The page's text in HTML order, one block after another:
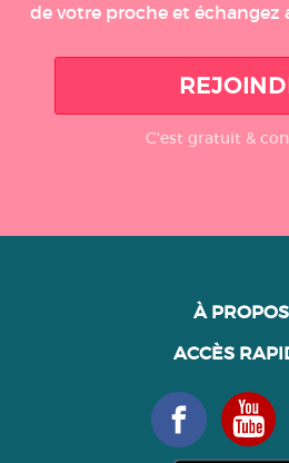
de votre proche et échangez
C'est gratuit &
À PROPOS
ACCÈS